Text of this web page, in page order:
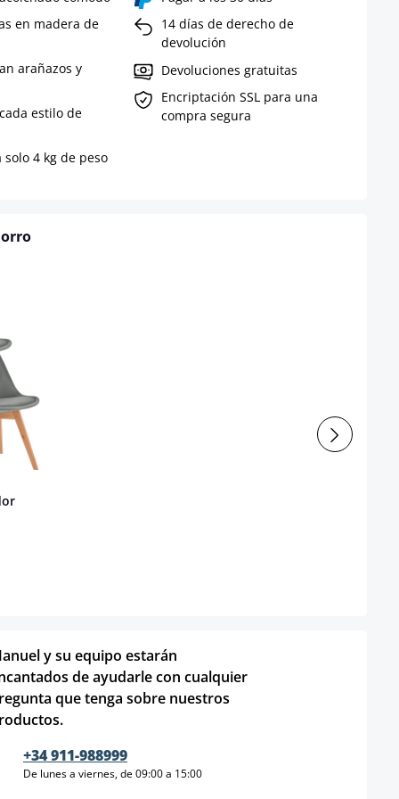
en madera de
arañazos y
estilo de
4 kg de peso
14 días de derecho de
devolución
Devoluciones gratuitas
Encriptación SSL para una
compra segura
y su equipo estarán
de ayudarle con cualquier
que tenga sobre nuestros
+34 911-988999
De lunes a viernes, de 09:00 a 15:00